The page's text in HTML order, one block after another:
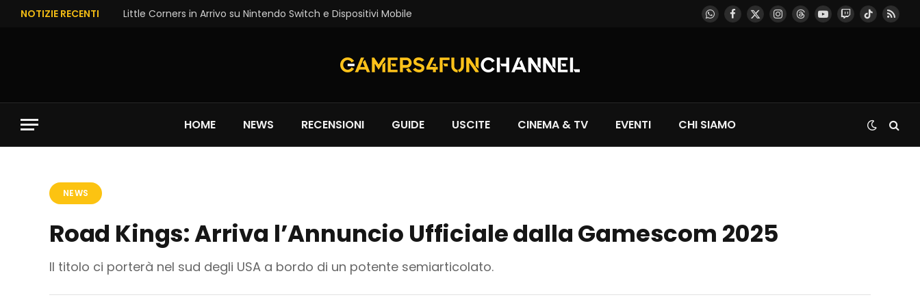
NOTIZIE RECENTI Little Corners in Arrivo su Nintendo Switch e Dispositivi Mobile WhatsApp
Facebook
X
Instagram
ThreadsYouTube
TwitchTikTok
RSS
HOME NEWS RECENSIONI GUIDE USCITE CINEMA & TV EVENTI CHI SIAMO
NEWS
Road Kings: Arriva l’Annuncio Ufficiale dalla Gamescom 2025
Il titolo ci porterà nel sud degli USA a bordo di un potente semiarticolato.